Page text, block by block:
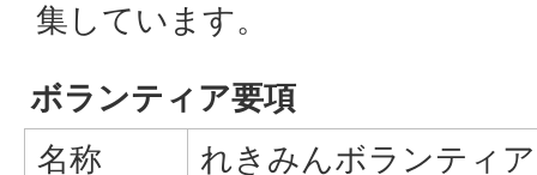
集しています。
ボランティア要項
名称
れきみんボランティア